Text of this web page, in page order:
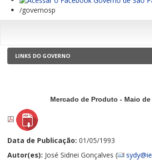
/governosp
Mercado de Produto - Maio de
Data de Publicação: 01/05/1993
Autor(es): José Sidnei Gonçalves (